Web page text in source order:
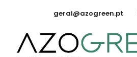
geral@azogreen.pt